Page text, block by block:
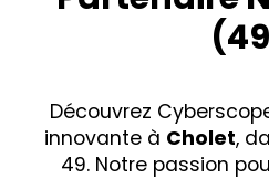
Découvrez
innovante à Cholet,
49. Notre passion